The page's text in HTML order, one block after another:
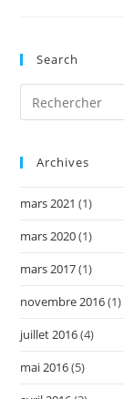
Search
Archives
mars 2021 (1)
mars 2020(1)
mars 2017(1)
novembre 2016(1)
juillet 2016(4)
mai 2016(5)